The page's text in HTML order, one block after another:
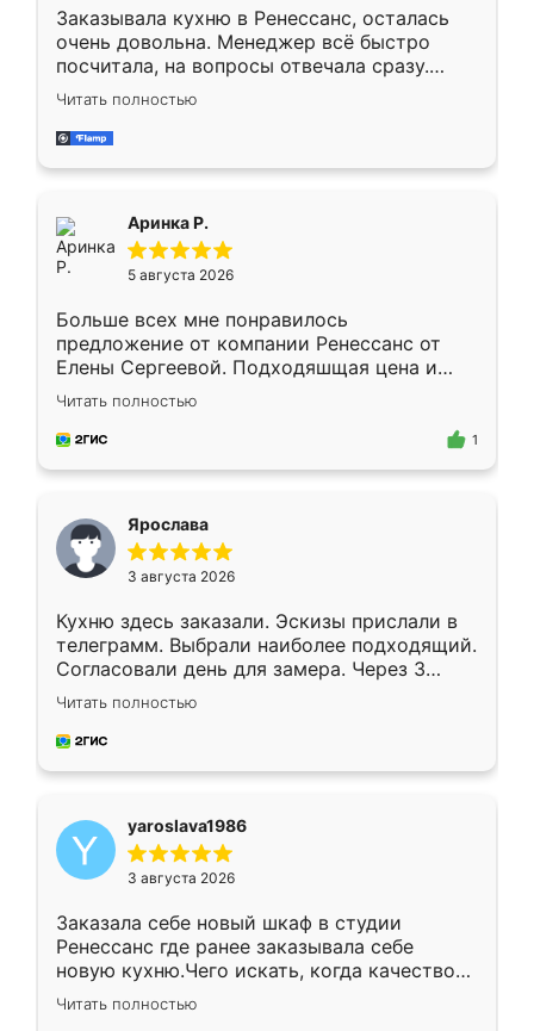
Заказывала кухню в Ренессанс, осталась
очень довольна. Менеджер всё быстро
посчитала, на вопросы отвечала сразу.
Замерщик приехал в субботу, подошёл к
делу со всей ответственностью. Собрали
за день, ребята работали аккуратно, даже
Читать полностью
Аринка Р.
5 августа 2026
Больше всех мне понравилось
предложение от компании Ренессанс от
Елены Сергеевой. Подходяшщая цена и
короткие сроки изготовления. Приехавший
для замера сотрудник Владислав
предложил по моему эскизу самый
Читать полностью
1
Ярослава
3 августа 2026
Кухню здесь заказали. Эскизы прислали в
телеграмм. Выбрали наиболее подходящий.
Согласовали день для замера. Через 3
недели кухня была уже готова. Остались
довольны работой. Спасибо Ренессанс
мебель за качественную работу!
Читать полностью
yaroslava1986
3 августа 2026
Заказала себе новый шкаф в студии
Ренессанс где ранее заказывала себе
новую кухню.Чего искать, когда качеством
вполне довольна. Служит кухня уже почти
два года, нареканий нет.
Читать полностью